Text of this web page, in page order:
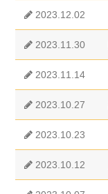
2023.12.02
2023.11.30
2023.11.14
2023.10.27
2023.10.23
2023.10.12